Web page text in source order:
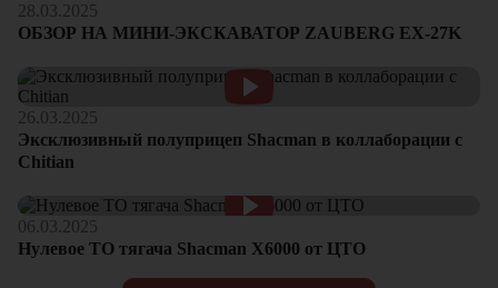
28.03.2025
ОБЗОР НА МИНИ-ЭКСКАВАТОР ZAUBERG EX-27K
26.03.2025
Эксклюзивный полуприцеп Shacman в коллаборации с
Chitian
06.03.2025
Нулевое ТО тягача Shacman Х6000 от ЦТО